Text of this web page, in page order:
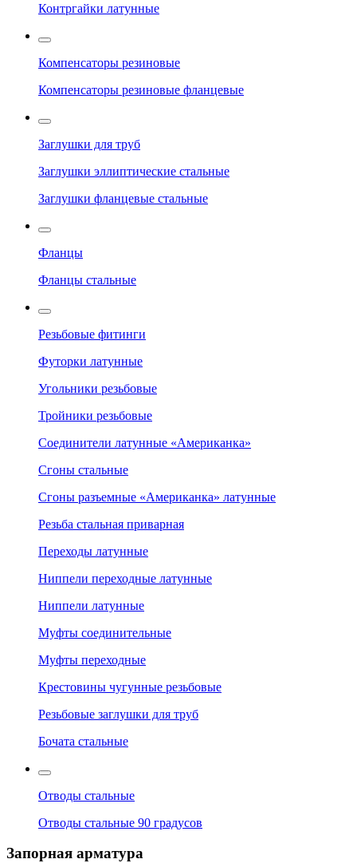
Контргайки латунные
Компенсаторы резиновые
Компенсаторы резиновые фланцевые
Заглушки для труб
Заглушки эллиптические стальные
Заглушки фланцевые стальные
Фланцы
Фланцы стальные
Резьбовые фитинги
Футорки латунные
Угольники резьбовые
Тройники резьбовые
Соединители латунные «Американка»
Сгоны стальные
Сгоны разъемные «Американка» латунные
Резьба стальная приварная
Переходы латунные
Ниппели переходные латунные
Ниппели латунные
Муфты соединительные
Муфты переходные
Крестовины чугунные резьбовые
Резьбовые заглушки для труб
Бочата стальные
Отводы стальные
Отводы стальные 90 градусов
Запорная арматура